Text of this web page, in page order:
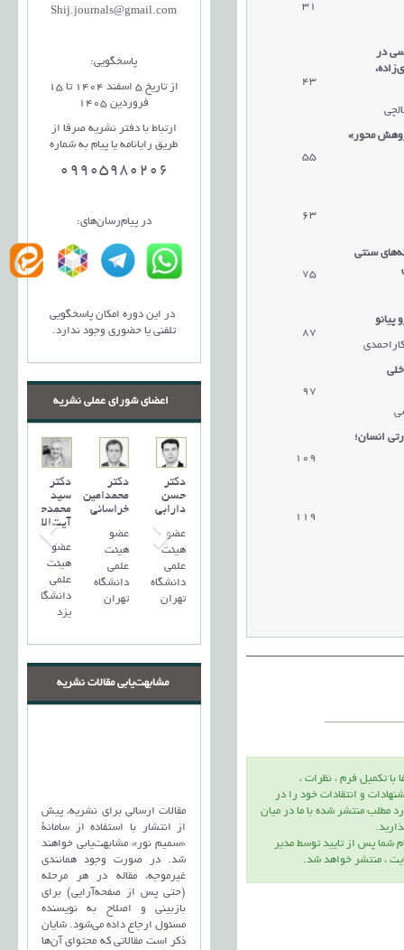
31
در
43
محور»
55
63
سنتی
75
87
97
انسان؛
109
119
با تكميل فرم ، نظرات ،
و انتقادات خود را در
مطلب منتشر شده با ما در ميان
شما پس از تاييد توسط مدير
، منتشر خواهد شد.
Shij.journals@gmail.com
پاسخگویی:
از تاریخ 5 اسفند 1404 تا 15
فروردین 1405
ارتباط با دفتر نشریه صرفا از
طریق رایانامه یا پیام به شماره
09905980206
در پیام‌رسان‌های:
در این دوره امکان پاسخگویی
تلفنی یا حضوری وجود ندارد.
اعضای شورای عملی نشریه
دکتر
سید
محمد‌حسین
آیت‌اللهی
عضو
هیئت
علمی
دانشگاه
یزد
دکتر
محمدامین
خراسانی
عضو
هیئت
علمی
دانشگاه
تهران
دکتر
حسن
دارابی
عضو
هیئت
علمی
دانشگاه
تهران
مشابهت‌یابی مقالات نشریه
مقالات ارسالی برای نشریه، پیش
از انتشار با استفاده از سامانۀ
«سمیم نور» مشابهت‌یابی خواهند
شد. در صورت وجود همانندی
غیرموجه، مقاله در هر مرحله
(حتی پس از صفحه‌آرایی) برای
بازبینی و اصلاح به نویسنده
مسئول ارجاع داده می‌شود. شایان
ذکر است مقالاتی که محتوای آن‌ها